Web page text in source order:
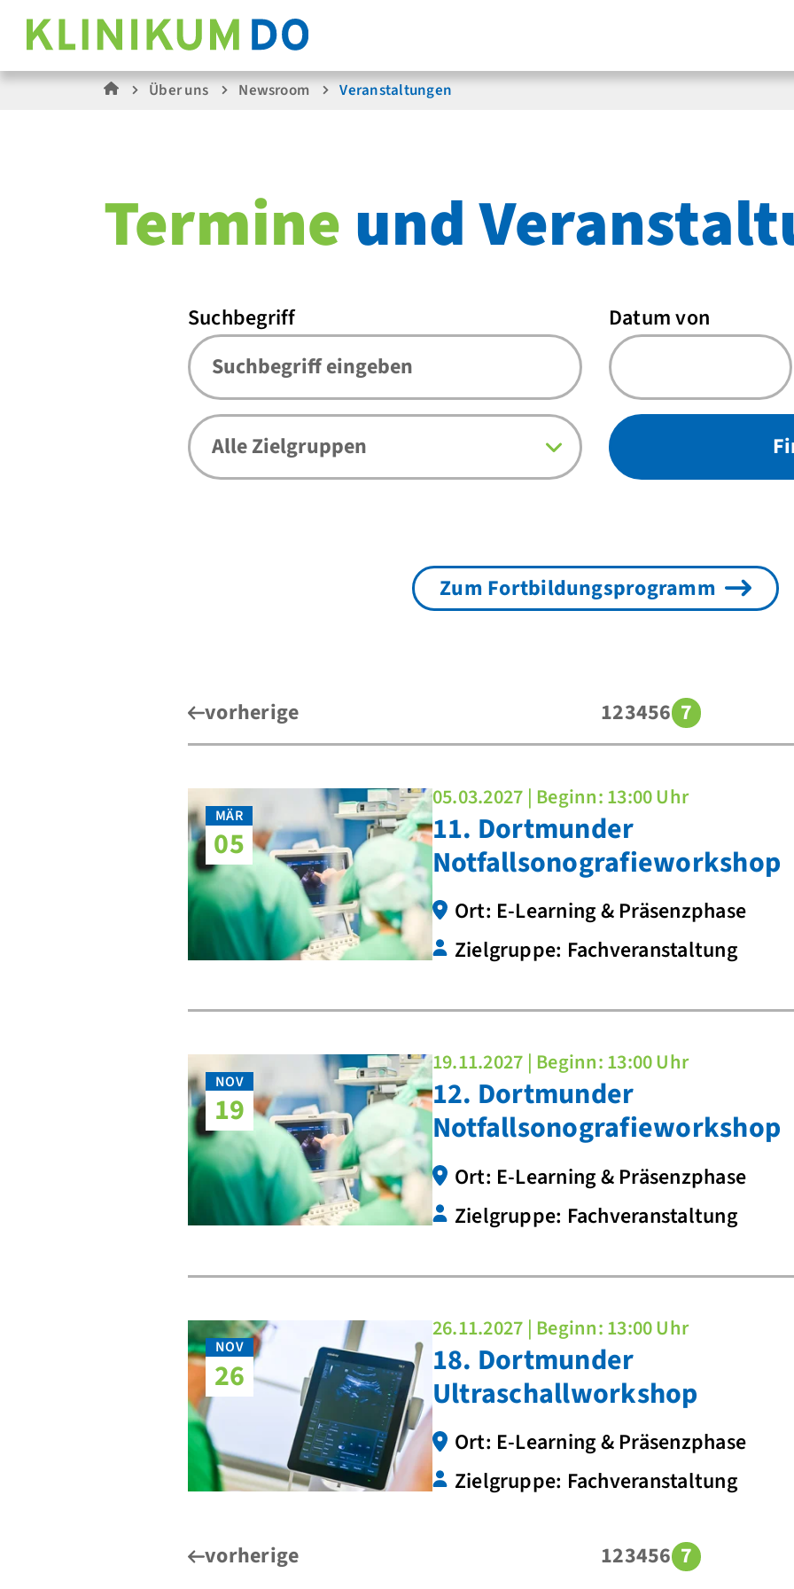
Über uns Newsroom Veranstaltungen
Termineund
Suchbegriff Datum von
Zum Fortbildungsprogramm
vorherige 123456 7
MÄR
05
05.03.2027 | Beginn: 13:00 Uhr
11. Dortmunder
Notfallsonografieworkshop
Ort: E-Learning & Präsenzphase
Zielgruppe: Fachveranstaltung
NOV
19
19.11.2027 | Beginn: 13:00 Uhr
12. Dortmunder
Notfallsonografieworkshop
Ort: E-Learning & Präsenzphase
Zielgruppe: Fachveranstaltung
NOV
26
26.11.2027 | Beginn: 13:00 Uhr
18. Dortmunder
Ultraschallworkshop
Ort: E-Learning & Präsenzphase
Zielgruppe: Fachveranstaltung
vorherige 123456 7